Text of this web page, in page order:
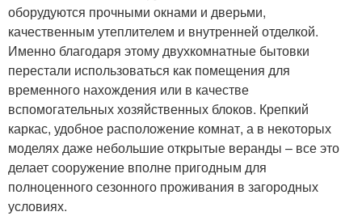
оборудуются прочными окнами и дверьми,
качественным утеплителем и внутренней отделкой.
Именно благодаря этому двухкомнатные бытовки
перестали использоваться как помещения для
временного нахождения или в качестве
вспомогательных хозяйственных блоков. Крепкий
каркас, удобное расположение комнат, а в некоторых
моделях даже небольшие открытые веранды – все это
делает сооружение вполне пригодным для
полноценного сезонного проживания в загородных
условиях.